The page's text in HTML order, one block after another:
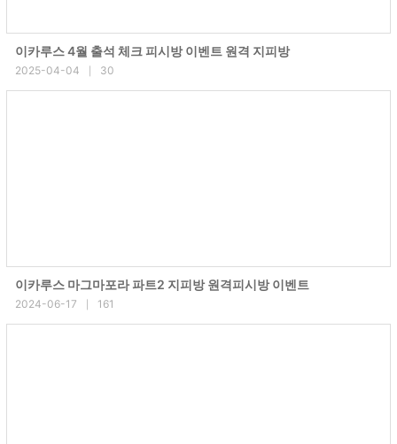
이카루스 4월 출석 체크 피시방 이벤트 원격 지피방
2025-04-04 30
이카루스 마그마포라 파트2 지피방 원격피시방 이벤트
2024-06-17 161